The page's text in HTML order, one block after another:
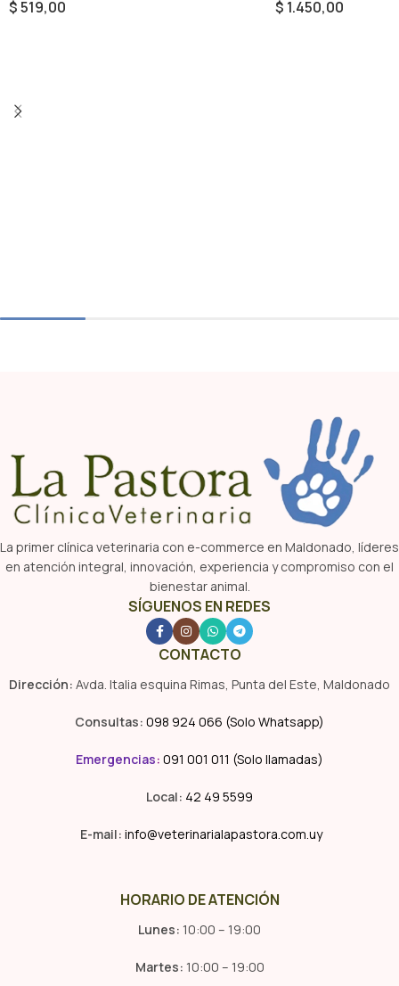
$519,00 $ 1.450,00
La primer clínica veterinaria con e-commerce en Maldonado, líderes
en atención integral, innovación, experiencia y compromiso con el
bienestar animal.
SÍGUENOS EN REDES
CONTACTO
Dirección: Avda. Italia esquina Rimas, Punta del Este, Maldonado
Consultas: 098 924 066 (Solo Whatsapp)
Emergencias: 091 001 011 (Solo llamadas)
Local: 42 49 5599
E-mail: info@veterinarialapastora.com.uy
HORARIO DE ATENCIÓN
Lunes: 10:00 – 19:00
Martes: 10:00 – 19:00